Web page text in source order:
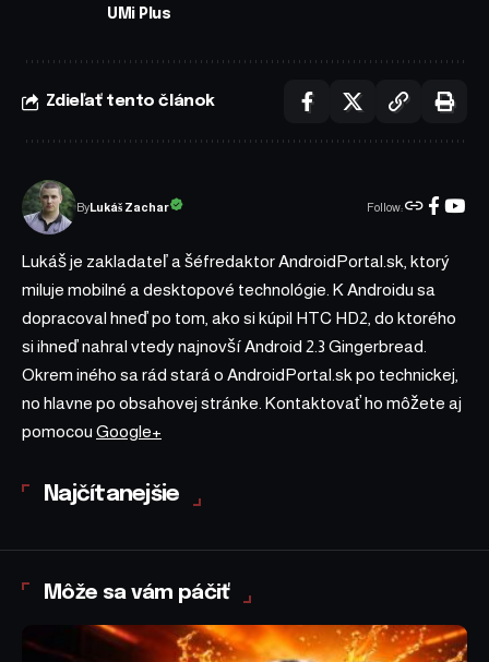
UMi Plus
Zdieľať tento článok
ByLukáš Zachar Follow:
Lukáš je zakladateľ a šéfredaktor AndroidPortal.sk, ktorý
miluje mobilné a desktopové technológie. K Androidu sa
dopracoval hneď po tom, ako si kúpil HTC HD2, do ktorého
si ihneď nahral vtedy najnovší Android 2.3 Gingerbread.
Okrem iného sa rád stará o AndroidPortal.sk po technickej,
no hlavne po obsahovej stránke. Kontaktovať ho môžete aj
pomocou Google+
Najčítanejšie
Môže sa vám páčiť